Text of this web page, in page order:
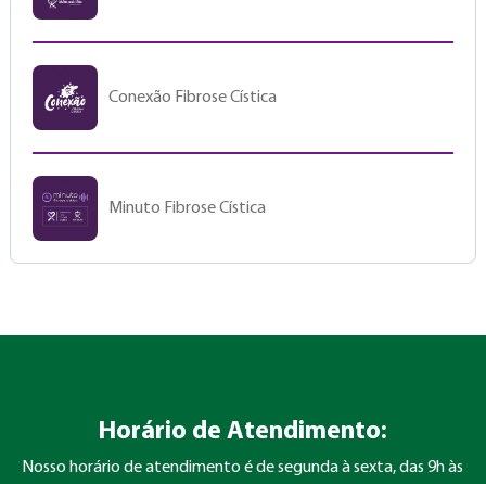
Conexão Fibrose Cística
Minuto Fibrose Cística
Horário de Atendimento:
Nosso horário de atendimento é de segunda à sexta, das 9h às